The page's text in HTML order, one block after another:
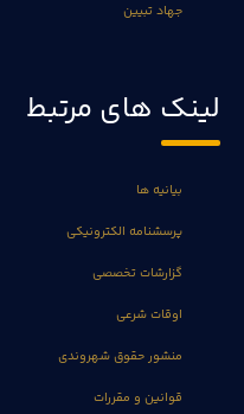
جهاد تبیین
لینک های مرتبط
بیانیه ها
پرسشنامه الکترونیکی
گزارشات تخصصی
اوقات شرعی
منشور حقوق شهروندی
قوانین و مقررات